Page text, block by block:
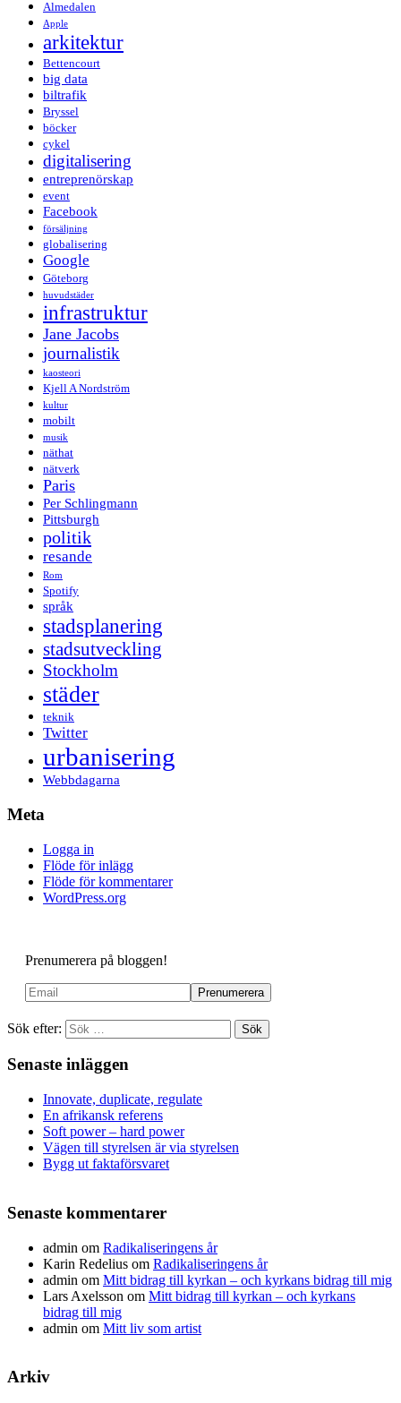
Almedalen
Apple
arkitektur
Bettencourt
big data
biltrafik
Bryssel
böcker
cykel
digitalisering
entreprenörskap
event
Facebook
försäljning
globalisering
Google
Göteborg
huvudstäder
infrastruktur
Jane Jacobs
journalistik
kaosteori
Kjell A Nordström
kultur
mobilt
musik
näthat
nätverk
Paris
Per Schlingmann
Pittsburgh
politik
resande
Rom
Spotify
språk
stadsplanering
stadsutveckling
Stockholm
städer
teknik
Twitter
urbanisering
Webbdagarna
Meta
Logga in
Flöde för inlägg
Flöde för kommentarer
WordPress.org
Prenumerera på bloggen!
Sök efter:
Senaste inläggen
Innovate, duplicate, regulate
En afrikansk referens
Soft power – hard power
Vägen till styrelsen är via styrelsen
Bygg ut faktaförsvaret
Senaste kommentarer
admin om Radikaliseringens år
Karin Redelius om Radikaliseringens år
admin om Mitt bidrag till kyrkan – och kyrkans bidrag till mig
Lars Axelsson om Mitt bidrag till kyrkan – och kyrkans
bidrag till mig
admin om Mitt liv som artist
Arkiv